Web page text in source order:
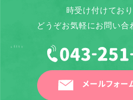
時受け付けており
どうぞお気軽にお問い合
メールフォー